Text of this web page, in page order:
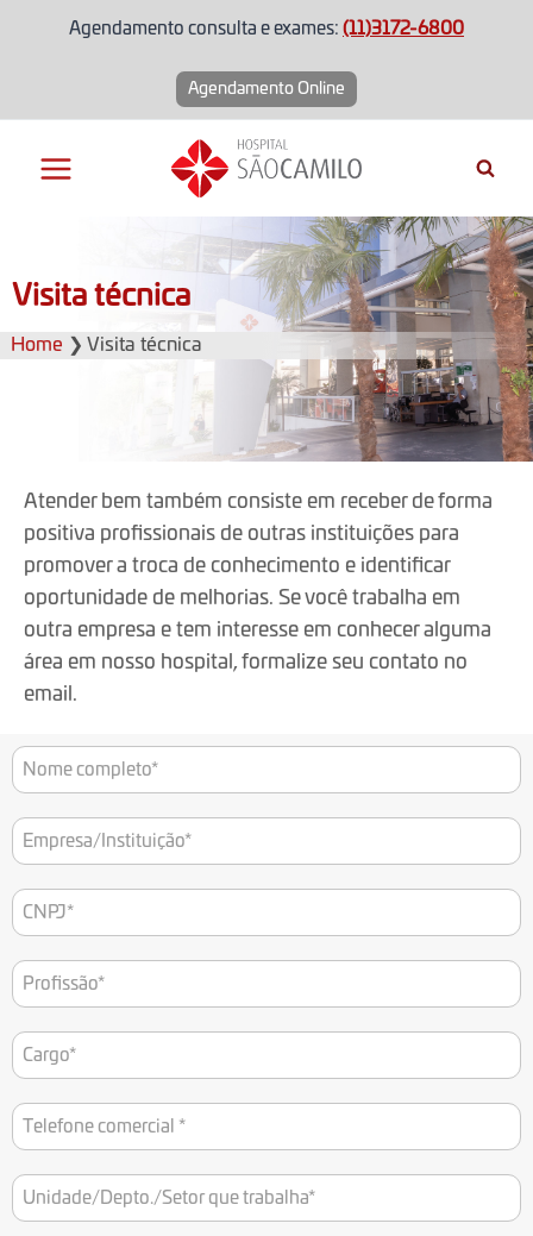
Agendamento consulta e exames: (11)3172-6800
Agendamento Online
Visita técnica
Home ❯Visita técnica
Atender bem também consiste em receber de forma
positiva profissionais de outras instituições para
promover a troca de conhecimento e identificar
oportunidade de melhorias. Se você trabalha em
outra empresa e tem interesse em conhecer alguma
área em nosso hospital, formalize seu contato no
email.